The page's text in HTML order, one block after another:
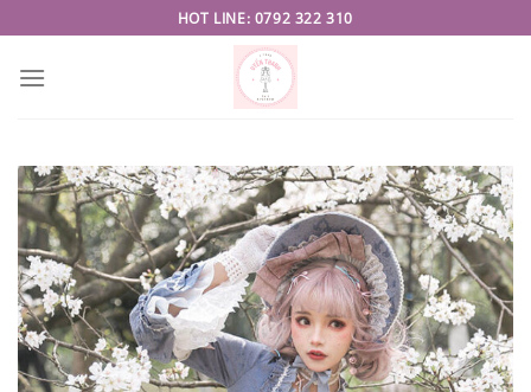
to
content
HOT LINE: 0792 322 310